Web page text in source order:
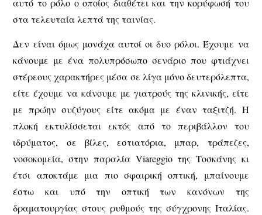
αυτό το ρόλο ο οποίος διαθέτει και την κορύφωσή του
στα τελευταία λεπτά της ταινίας.
Δεν είναι όμως μονάχα αυτοί οι δυο ρόλοι. Έχουμε να
κάνουμε με ένα πολυπρόσωπο σενάριο που φτιάχνει
στέρεους χαρακτήρες μέσα σε λίγα μόνο δευτερόλεπτα,
είτε έχουμε να κάνουμε με γιατρούς της κλινικής, είτε
με πρώην συζύγους είτε ακόμα με έναν ταξιτζή. Η
πλοκή εκτυλίσσεται εκτός από το περιβάλλον του
ιδρύματος, σε βίλες, εστιατόρια, μπαρ, τράπεζες,
νοσοκομεία, στην παραλία Viareggio της Τοσκάνης κι
έτσι αποκτάμε μια πιο σφαιρική οπτική, μπαίνουμε
έστω και υπό την οπτική των κανόνων της
δραματουργίας στoυς ρυθμούς της σύγχρονης Ιταλίας.